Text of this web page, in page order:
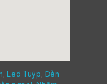
Led Tuýp Đèn